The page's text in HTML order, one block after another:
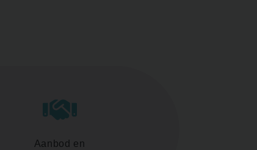
Aanbod en